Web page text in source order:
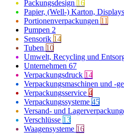
Packungsdesign 16
Papier, (Well-) Karton, Displays
Portionenverpackungen 11
Pumpen 2
Sensorik 14
Tuben 10
Umwelt, Recycling und
Unternehmen 67
Verpackungsdruck 14
Verpackungsmaschinen und -
Verpackungsservice 4
Verpackungssysteme 45
Versand- und
Verschlüsse 13
Waagensysteme 16